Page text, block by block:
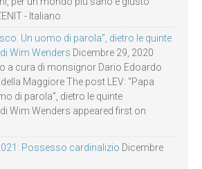
- Italiano.
Un uomo di parola”, dietro le quinte
Wim Wenders Dicembre 29, 2020
a cura di monsignor Dario Edoardo
Maggiore The post LEV: “Papa
di parola”, dietro le quinte
Wim Wenders appeared first on
Possesso cardinalizio Dicembre